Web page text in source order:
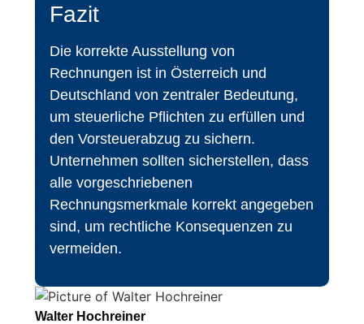
Fazit
Die korrekte Ausstellung von
Rechnungen ist in Österreich und
Deutschland von zentraler Bedeutung,
um steuerliche Pflichten zu erfüllen und
den Vorsteuerabzug zu sichern.
Unternehmen sollten sicherstellen, dass
alle vorgeschriebenen
Rechnungsmerkmale korrekt angegeben
sind, um rechtliche Konsequenzen zu
vermeiden.
Walter Hochreiner